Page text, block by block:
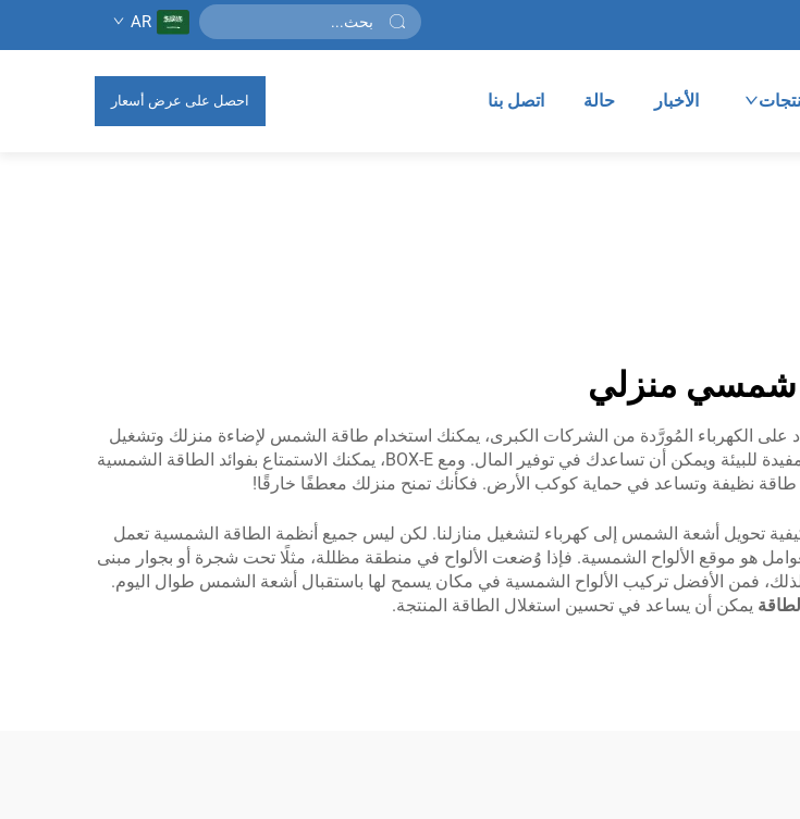
AR
الأخبار حالة اتصل بنا احصل على عرض أسعار
شمسي منزلي
الكهرباء المُورَّدة من الشركات الكبرى، يمكنك استخدام طاقة الشمس لإضاءة منزلك وتشغيل
الأجهزة. وتلتقط الألواح الشمسية ضوء الشمس وتحوله إلى كهرباء. وهذه الطريقة مفيدة للبيئة ويمكن أن تساعدك في توفير المال. ومع BOX-E، يمكنك الاستمتاع بفوائد الطاقة الشمسية
نظيفة وتساعد في حماية كوكب الأرض. فكأنك تمنح منزلك معطفًا خارقًا!
تحويل أشعة الشمس إلى كهرباء لتشغيل منازلنا. لكن ليس جميع أنظمة الطاقة الشمسية تعمل
هو موقع الألواح الشمسية. فإذا وُضعت الألواح في منطقة مظللة، مثلًا تحت شجرة أو بجوار مبنى
فمن الأفضل تركيب الألواح الشمسية في مكان يسمح لها باستقبال أشعة الشمس طوال اليوم.
يمكن أن يساعد في تحسين استغلال الطاقة المنتجة.